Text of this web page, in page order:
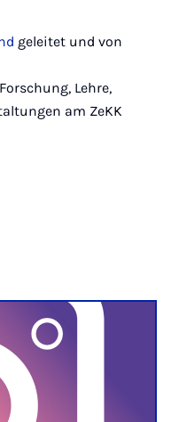
geleitet und von
Lehre,
am ZeKK